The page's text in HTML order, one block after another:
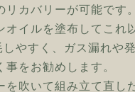
カバリーが可能です
イルを塗布してこれ
やすく、ガス漏れや
をお勧めします。
吹いて組み立て直